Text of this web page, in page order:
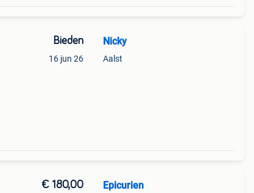
Bieden
16 jun 26
Nicky
Aalst
€ 180,00 Epicurien